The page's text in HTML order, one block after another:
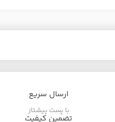
ارسال سریع
با پست پیشتاز
تضمین کیفیت